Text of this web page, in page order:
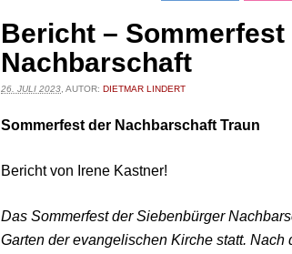
Bericht – Sommerfest
Nachbarschaft
26. JULI 2023 , AUTOR: DIETMAR LINDERT
Sommerfest der Nachbarschaft Traun
Bericht von Irene Kastner!
Das Sommerfest der Siebenbürger
Garten der evangelischen Kirche statt. Nach